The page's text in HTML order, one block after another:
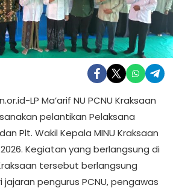
LP Ma’arif NU PCNU Kraksaan
pelantikan Pelaksana
Plt. Wakil Kepala MINU Kraksaan
Kegiatan yang berlangsung di
tersebut berlangsung
pengurus PCNU, pengawas